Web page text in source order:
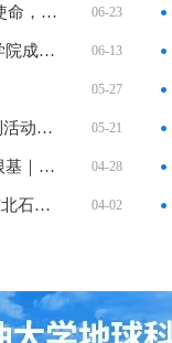
地球科学学院成功举办"七一党日铭使命，奋进… 06-23
“地蕴长歌·星赴山海”——地球科学学院成功… 06-13
05-27
地球科学学院2022级考研动员会系列活动（一） 05-21
扎实推进晚自习管理 夯实学风建设根基｜地球… 04-28
强化学风建设，助力四级冲刺——东北石油大学… 04-02